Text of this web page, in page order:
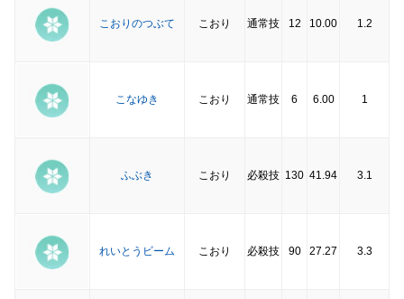
こおりのつぶて こおり 通常技 12 10.00 1.2
こなゆき こおり 通常技 6 6.00 1
ふぶき こおり 必殺技 130 41.94 3.1
れいとうビーム こおり 必殺技 90 27.27 3.3